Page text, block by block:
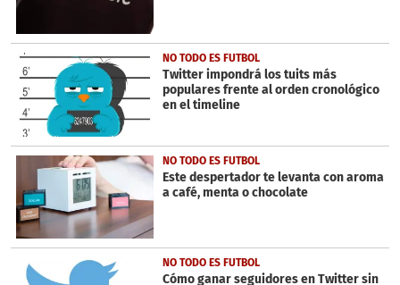
NO TODO ES FUTBOL
Twitter impondrá los tuits más
populares frente al orden cronológico
en el timeline
NO TODO ES FUTBOL
Este despertador te levanta con aroma
a café, menta o chocolate
NO TODO ES FUTBOL
Cómo ganar seguidores en Twitter sin